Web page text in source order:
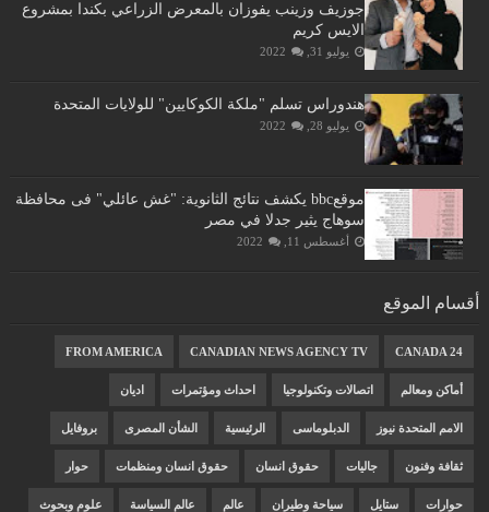
جوزيف وزينب يفوزان بالمعرض الزراعي بكندا بمشروع
الايس كريم
يوليو 31, 2022
هندوراس تسلم "ملكة الكوكايين" للولايات المتحدة
يوليو 28, 2022
موقعbbc يكشف نتائج الثانوية: "غش عائلي" فى محافظة
سوهاج يثير جدلا في مصر
أغسطس 11, 2022
أقسام الموقع
CANADA 24
CANADIAN NEWS AGENCY TV
FROM AMERICA
أماكن ومعالم اتصالات وتكنولوجيا احداث ومؤتمرات اديان
الامم المتحدة نيوز الدبلوماسى الرئيسية الشأن المصرى بروفايل
ثقافة وفنون جاليات حقوق انسان حقوق انسان ومنظمات حوار
حوارات ستايل سياحة وطيران عالم عالم السياسة علوم وبحوث